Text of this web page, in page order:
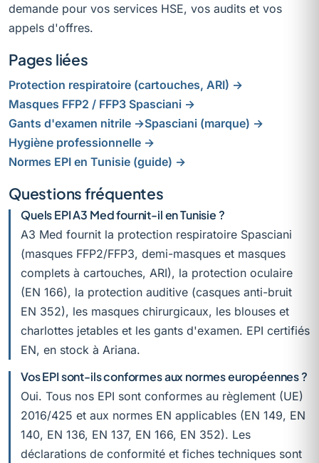
demande pour vos services HSE, vos audits et vos
appels d'offres.
Pages liées
Protection respiratoire (cartouches, ARI) →
Masques FFP2 / FFP3 Spasciani →
Gants d'examen nitrile →Spasciani (marque) →
Hygiène professionnelle →
Normes EPI en Tunisie (guide) →
Questions fréquentes
Quels EPI A3 Med fournit-il en Tunisie ?
A3 Med fournit la protection respiratoire Spasciani
(masques FFP2/FFP3, demi-masques et masques
complets à cartouches, ARI), la protection oculaire
(EN 166), la protection auditive (casques anti-bruit
EN 352), les masques chirurgicaux, les blouses et
charlottes jetables et les gants d'examen. EPI certifiés
EN, en stock à Ariana.
Vos EPI sont-ils conformes aux normes européennes ?
Oui. Tous nos EPI sont conformes au règlement (UE)
2016/425 et aux normes EN applicables (EN 149, EN
140, EN 136, EN 137, EN 166, EN 352). Les
déclarations de conformité et fiches techniques sont